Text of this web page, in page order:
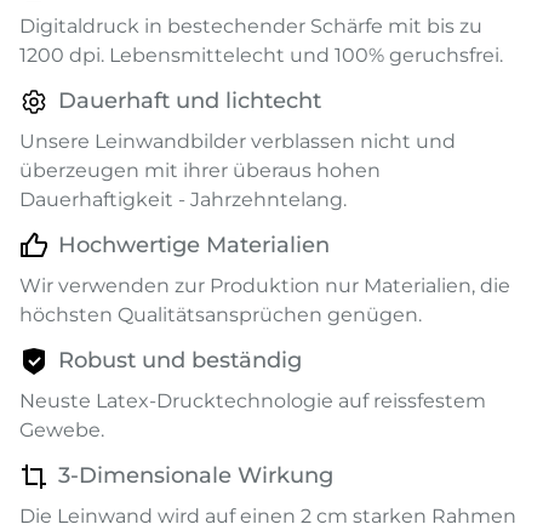
Digitaldruck in bestechender Schärfe mit bis zu
1200 dpi. Lebensmittelecht und 100% geruchsfrei.
Dauerhaft und lichtecht
Unsere Leinwandbilder verblassen nicht und
überzeugen mit ihrer überaus hohen
Dauerhaftigkeit - Jahrzehntelang.
Hochwertige Materialien
Wir verwenden zur Produktion nur Materialien, die
höchsten Qualitätsansprüchen genügen.
Robust und beständig
Neuste Latex-Drucktechnologie auf reissfestem
Gewebe.
3-Dimensionale Wirkung
Die Leinwand wird auf einen 2 cm starken Rahmen